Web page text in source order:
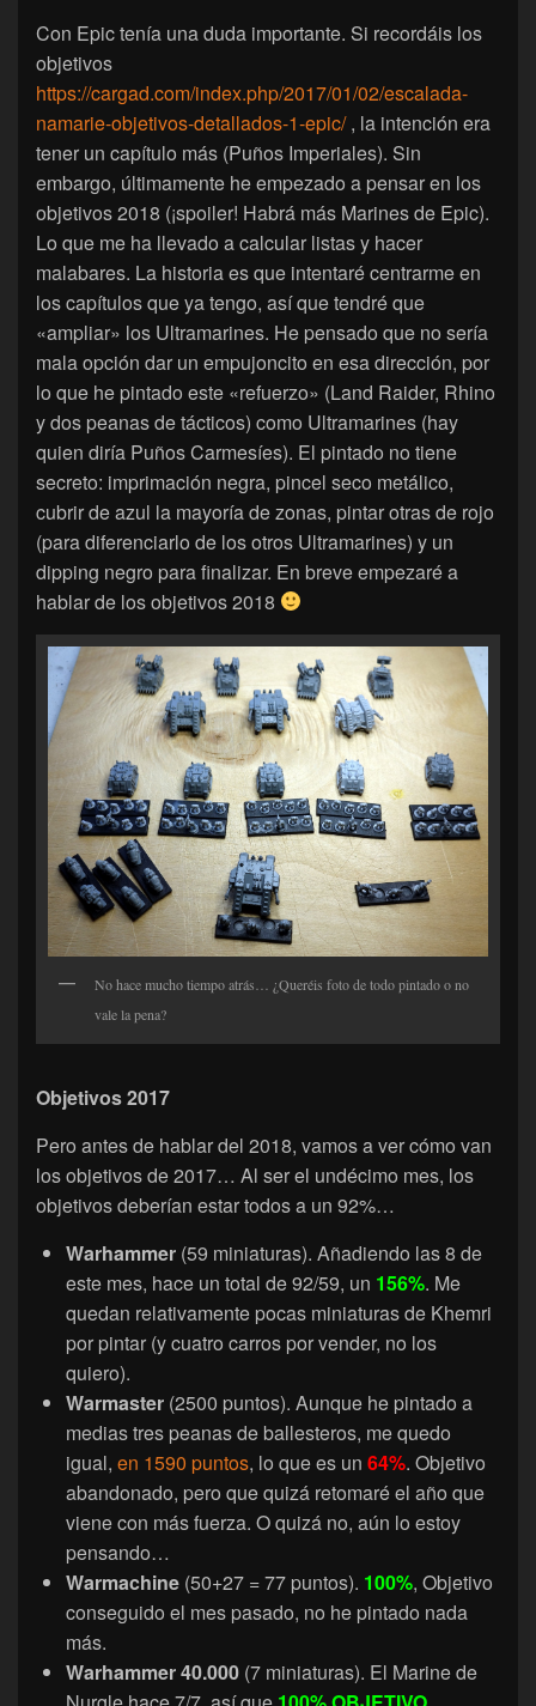
Con Epic tenía una duda importante. Si recordáis los
objetivos
https://cargad.com/index.php/2017/01/02/escalada-
namarie-objetivos-detallados-1-epic/, la intención era
tener un capítulo más (Puños Imperiales). Sin
embargo, últimamente he empezado a pensar en los
objetivos 2018 (¡spoiler! Habrá más Marines de Epic).
Lo que me ha llevado a calcular listas y hacer
malabares. La historia es que intentaré centrarme en
los capítulos que ya tengo, así que tendré que
«ampliar» los Ultramarines. He pensado que no sería
mala opción dar un empujoncito en esa dirección, por
lo que he pintado este «refuerzo» (Land Raider, Rhino
y dos peanas de tácticos) como Ultramarines (hay
quien diría Puños Carmesíes). El pintado no tiene
secreto: imprimación negra, pincel seco metálico,
cubrir de azul la mayoría de zonas, pintar otras de rojo
(para diferenciarlo de los otros Ultramarines) y un
dipping negro para finalizar. En breve empezaré a
hablar de los objetivos 2018
No hace mucho tiempo atrás… ¿Queréis foto de todo pintado o no
vale la pena?
Objetivos 2017
Pero antes de hablar del 2018, vamos a ver cómo van
los objetivos de 2017… Al ser el undécimo mes, los
objetivos deberían estar todos a un 92%…
Warhammer (59 miniaturas). Añadiendo las 8 de
este mes, hace un total de 92/59, un 156%. Me
quedan relativamente pocas miniaturas de Khemri
por pintar (y cuatro carros por vender, no los
quiero).
Warmaster (2500 puntos). Aunque he pintado a
medias tres peanas de ballesteros, me quedo
igual, en 1590 puntos, lo que es un 64%. Objetivo
abandonado, pero que quizá retomaré el año que
viene con más fuerza. O quizá no, aún lo estoy
pensando…
Warmachine (50+27 = 77 puntos). 100%, Objetivo
conseguido el mes pasado, no he pintado nada
más.
Warhammer 40.000 (7 miniaturas). El Marine de